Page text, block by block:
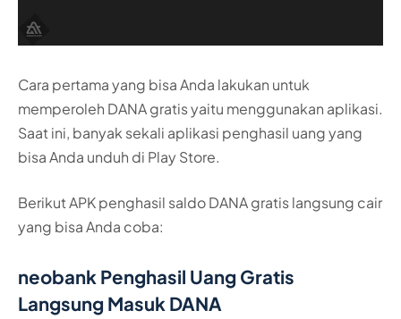
Cara pertama yang bisa Anda lakukan untuk
memperoleh DANA gratis yaitu menggunakan aplikasi.
Saat ini, banyak sekali aplikasi penghasil uang yang
bisa Anda unduh di Play Store.
Berikut APK penghasil saldo DANA gratis langsung cair
yang bisa Anda coba:
neobank Penghasil Uang Gratis
Langsung Masuk DANA